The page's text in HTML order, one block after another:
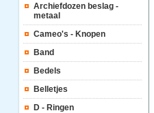
Archiefdozen beslag -
metaal
Cameo's - Knopen
Band
Bedels
Belletjes
D - Ringen